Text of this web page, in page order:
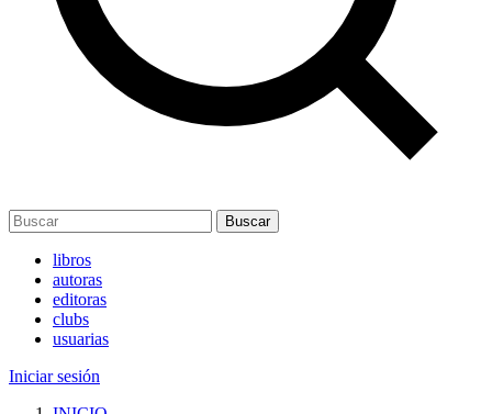
Buscar
libros
autoras
editoras
clubs
usuarias
Iniciar sesión